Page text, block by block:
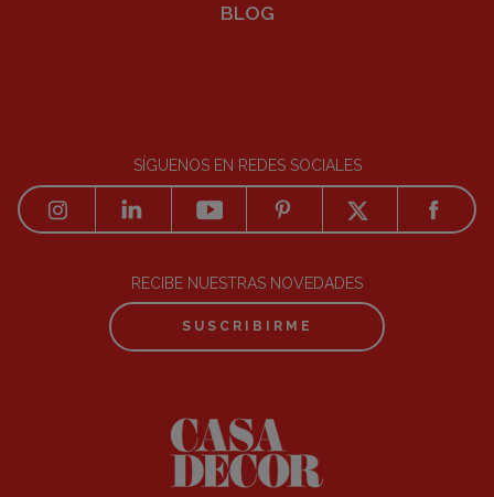
BLOG
SÍGUENOS EN REDES SOCIALES
RECIBE NUESTRAS NOVEDADES
SUSCRIBIRME